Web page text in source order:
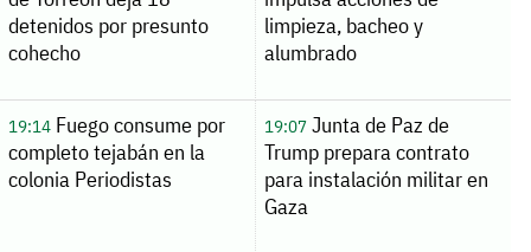
detenidos por presunto
cohecho
limpieza, bacheo y
alumbrado
19:14Fuego consume por
completo tejabán en la
colonia Periodistas
19:07Junta de Paz de
Trump prepara contrato
para instalación militar en
Gaza